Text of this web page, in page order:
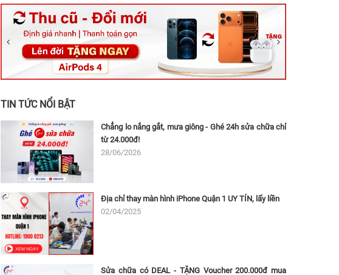
326 Lê Văn Việt, Tăng Nhơn Phú, Hồ Chí Minh (Q.9 TP. Thủ Đức cũ)
256 Võ Văn Ngân, Thủ Đức, Hồ Chí Minh (Bình Thọ, TP. Thủ Đức Cũ)
70 Nguyễn An Ninh, Dĩ An, Hồ Chí Minh (Bình Dương Cũ)
24h Vũng Tàu: 162A Ba Cu, Vũng Tàu, Hồ Chí Minh (TP. Vũng Tàu cũ)
TIN TỨC NỔI BẬT
Chẳng lo nắng gắt, mưa giông - Ghé 24h sửa chữa chỉ
từ 24.000đ!
28/06/2026
Địa chỉ thay màn hình iPhone Quận 1 UY TÍN, lấy liền
02/04/2025
Sửa chữa có DEAL - TẶNG Voucher 200.000đ mua